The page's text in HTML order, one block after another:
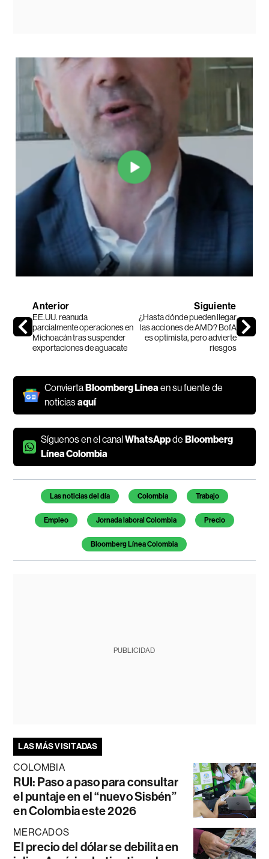
Anterior
EE.UU. reanuda
parcialmente operaciones en
Michoacán tras suspender
exportaciones de aguacate
Siguiente
¿Hasta dónde pueden llegar
las acciones de AMD? BofA
es optimista, pero advierte
riesgos
ConviertaBloomberg Líneaen su fuente de
noticiasaquí
Síguenos en el canalWhatsAppdeBloomberg
Línea Colombia
Temas de este artículo
Las noticias del día Colombia Trabajo
Empleo Jornada laboral Colombia Precio
Bloomberg Línea Colombia
PUBLICIDAD
LAS MÁS VISITADAS
COLOMBIA
RUI: Paso a paso para consultar
el puntaje en el “nuevo Sisbén”
en Colombia este 2026
MERCADOS
El precio del dólar se debilita en